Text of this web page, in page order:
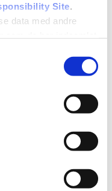
Site.
data med andre
GPS lokation.